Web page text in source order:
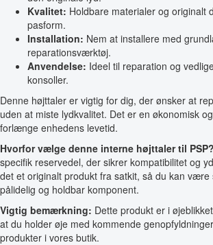
Kvalitet: Holdbare materialer og originalt
pasform.
Installation: Nem at installere med
reparationsværktøj.
Anvendelse: Ideel til reparation og
konsoller.
Denne højttaler er vigtig for dig, der ønsker at
uden at miste lydkvalitet. Det er en økonomisk
forlænge enhedens levetid.
Hvorfor vælge denne interne højttaler til PSP?
specifik reservedel, der sikrer kompatibilitet og
det et originalt produkt fra satkit, så du kan være
pålidelig og holdbar komponent.
Vigtig bemærkning: Dette produkt er i
at du holder øje med kommende
produkter i vores butik.